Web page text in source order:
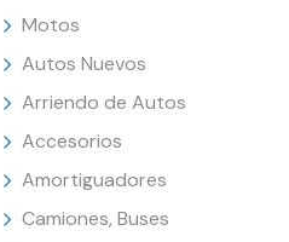
Motos
Autos Nuevos
Arriendo de Autos
Accesorios
Amortiguadores
Camiones, Buses